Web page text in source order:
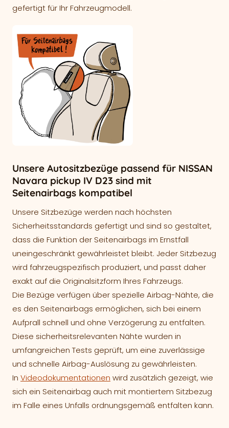
gefertigt für Ihr Fahrzeugmodell.
Unsere Autositzbezüge passend für NISSAN
Navara pickup IV D23 sind mit
Seitenairbags kompatibel
Unsere Sitzbezüge werden nach höchsten
Sicherheitsstandards gefertigt und sind so gestaltet,
dass die Funktion der Seitenairbags im Ernstfall
uneingeschränkt gewährleistet bleibt. Jeder Sitzbezug
wird fahrzeugspezifisch produziert, und passt daher
exakt auf die Originalsitzform Ihres Fahrzeugs.
Die Bezüge verfügen über spezielle Airbag-Nähte, die
es den Seitenairbags ermöglichen, sich bei einem
Aufprall schnell und ohne Verzögerung zu entfalten.
Diese sicherheitsrelevanten Nähte wurden in
umfangreichen Tests geprüft, um eine zuverlässige
und schnelle Airbag-Auslösung zu gewährleisten.
In Videodokumentationen wird zusätzlich gezeigt, wie
sich ein Seitenairbag auch mit montiertem Sitzbezug
im Falle eines Unfalls ordnungsgemäß entfalten kann.